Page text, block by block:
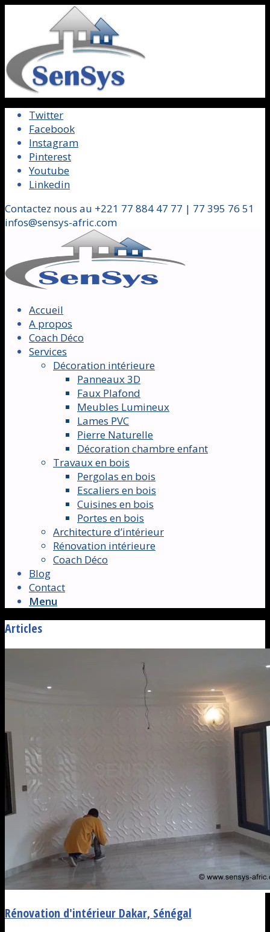
Twitter
Facebook
Instagram
Pinterest
Youtube
Linkedin
Contactez nous au +221 77 884 47 77 | 77 395 76 51
infos@sensys-afric.com
Accueil
A propos
Coach Déco
Services
Décoration intérieure
Panneaux 3D
Faux Plafond
Meubles Lumineux
Lames PVC
Pierre Naturelle
Décoration chambre enfant
Travaux en bois
Pergolas en bois
Escaliers en bois
Cuisines en bois
Portes en bois
Architecture d’intérieur
Rénovation intérieure
Coach Déco
Blog
Contact
Menu
Articles
Rénovation d'intérieur Dakar, Sénégal